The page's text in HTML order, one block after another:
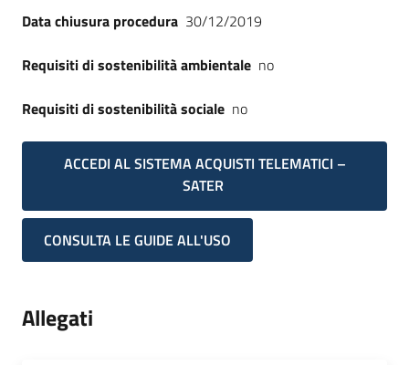
Data chiusura procedura 30/12/2019
Requisiti di sostenibilità ambientale no
Requisiti di sostenibilità sociale no
ACCEDI AL SISTEMA ACQUISTI TELEMATICI –
SATER
CONSULTA LE GUIDE ALL'USO
Allegati